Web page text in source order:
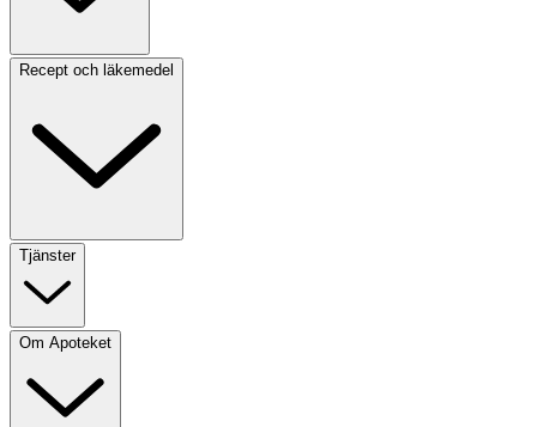
Recept och läkemedel
Tjänster
Om Apoteket